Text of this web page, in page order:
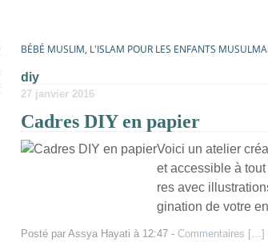
BÉBÉ MUSLIM, L'ISLAM POUR LES ENFANTS
diy
27 janvier 2016
Cadres DIY en papier
Voici un atelier
et accessible à
res avec
gination de votre
Posté par Assya Hayati à 12:47 - Commentaires […]